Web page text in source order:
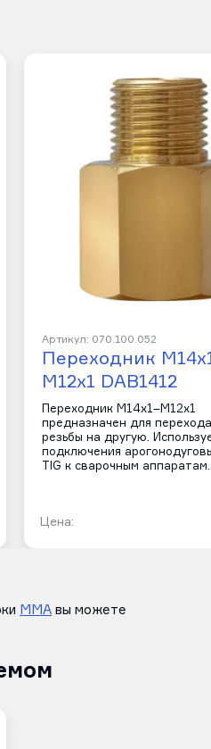
Артикул: 070.100.052
Переходник
M12х1 DAB1412
Переходник M14х1–M12х1
предназначен для
резьбы на другую.
подключения
TIG к сварочным
Цена:
MMA вы можете